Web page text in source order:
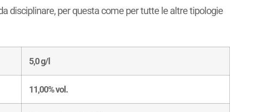
disciplinare, per questa come per tutte le altre tipologie
5,0 g/l
11,00% vol.